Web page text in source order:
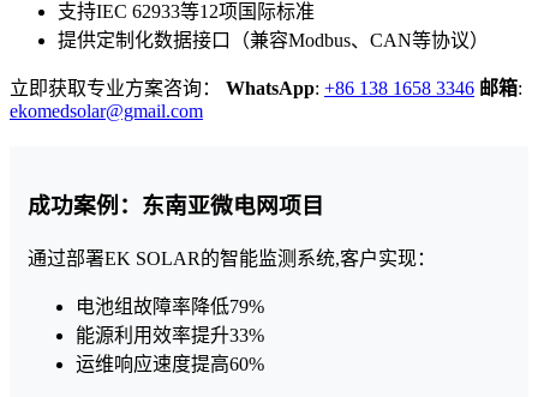
支持IEC 62933等12项国际标准
提供定制化数据接口（兼容Modbus、CAN等协议）
立即获取专业方案咨询： WhatsApp: +86 138 1658 3346 邮箱:
ekomedsolar@gmail.com
成功案例：东南亚微电网项目
通过部署EK SOLAR的智能监测系统,客户实现：
电池组故障率降低79%
能源利用效率提升33%
运维响应速度提高60%